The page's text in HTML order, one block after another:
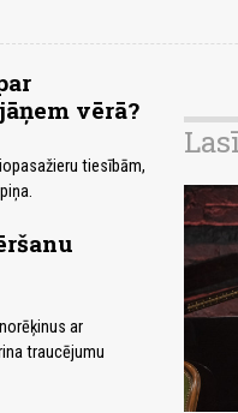
vērā?
tiesībām,
ar
traucējumu